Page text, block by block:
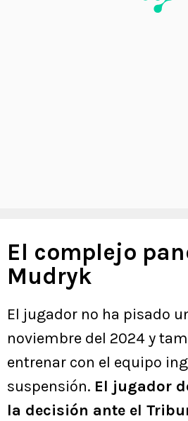
El complejo
Mudryk
El jugador no ha pisado
noviembre del 2024 y
entrenar con el equipo
suspensión. El jugador
la decisión ante el